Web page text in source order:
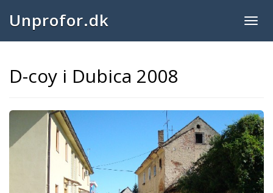
Unprofor.dk
D-coy i Dubica 2008
Previous Next